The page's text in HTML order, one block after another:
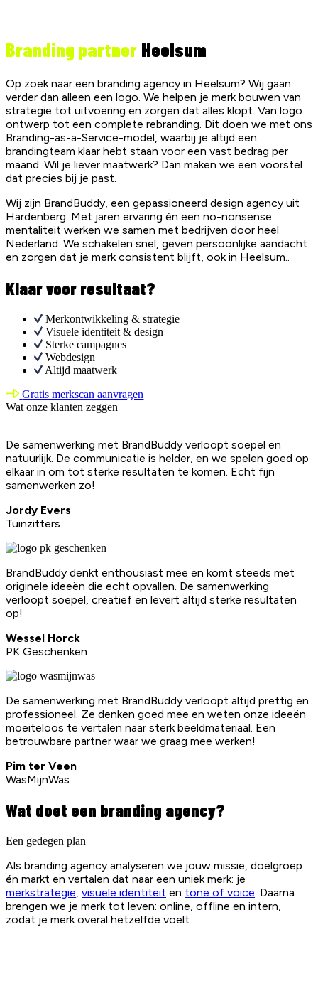
Branding partner Heelsum
Op zoek naar een branding agency in Heelsum? Wij gaan
verder dan alleen een logo. We helpen je merk bouwen van
strategie tot uitvoering en zorgen dat alles klopt. Van logo
ontwerp tot een complete rebranding. Dit doen we met ons
Branding-as-a-Service-model, waarbij je altijd een
brandingteam klaar hebt staan voor een vast bedrag per
maand. Wil je liever maatwerk? Dan maken we een voorstel
dat precies bij je past.
Wij zijn BrandBuddy, een gepassioneerd design agency uit
Hardenberg. Met jaren ervaring én een no-nonsense
mentaliteit werken we samen met bedrijven door heel
Nederland. We schakelen snel, geven persoonlijke aandacht
en zorgen dat je merk consistent blijft, ook in Heelsum..
Klaar voor resultaat?
Merkontwikkeling & strategie
Visuele identiteit & design
Sterke campagnes
Webdesign
Altijd maatwerk
Gratis merkscan aanvragen
Wat onze klanten zeggen
De samenwerking met BrandBuddy verloopt soepel en
natuurlijk. De communicatie is helder, en we spelen goed op
elkaar in om tot sterke resultaten te komen. Echt fijn
samenwerken zo!
Jordy Evers
Tuinzitters
BrandBuddy denkt enthousiast mee en komt steeds met
originele ideeën die echt opvallen. De samenwerking
verloopt soepel, creatief en levert altijd sterke resultaten
op!
Wessel Horck
PK Geschenken
De samenwerking met BrandBuddy verloopt altijd prettig en
professioneel. Ze denken goed mee en weten onze ideeën
moeiteloos te vertalen naar sterk beeldmateriaal. Een
betrouwbare partner waar we graag mee werken!
Pim ter Veen
WasMijnWas
Wat doet een branding agency?
Een gedegen plan
Als branding agency analyseren we jouw missie, doelgroep
én markt en vertalen dat naar een uniek merk: je
merkstrategie, visuele identiteit en tone of voice. Daarna
brengen we je merk tot leven: online, offline en intern,
zodat je merk overal hetzelfde voelt.